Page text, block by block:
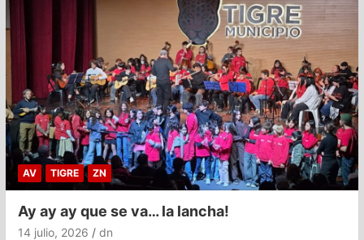
AV TIGRE ZN
Ay ay ay que se va… la lancha!
14 julio, 2026 dn